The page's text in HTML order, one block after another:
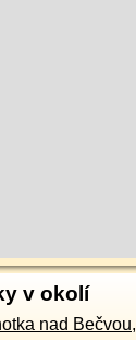
v okolí
nad